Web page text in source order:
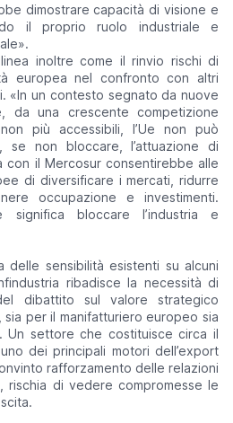
dimostrare capacità di visione e
il proprio ruolo industriale e
».
inoltre come il rinvio rischi di
europea nel confronto con altri
«In un contesto segnato da nuove
da una crescente competizione
più accessibili, l’Ue non può
se non bloccare, l’attuazione di
con il Mercosur consentirebbe alle
di diversificare i mercati, ridurre
occupazione e investimenti.
significa bloccare l’industria e
delle sensibilità esistenti su alcuni
ribadisce la necessità di
dibattito sul valore strategico
sia per il manifatturiero europeo sia
Un settore che costituisce circa il
dei principali motori dell’export
rafforzamento delle relazioni
rischia di vedere compromesse le